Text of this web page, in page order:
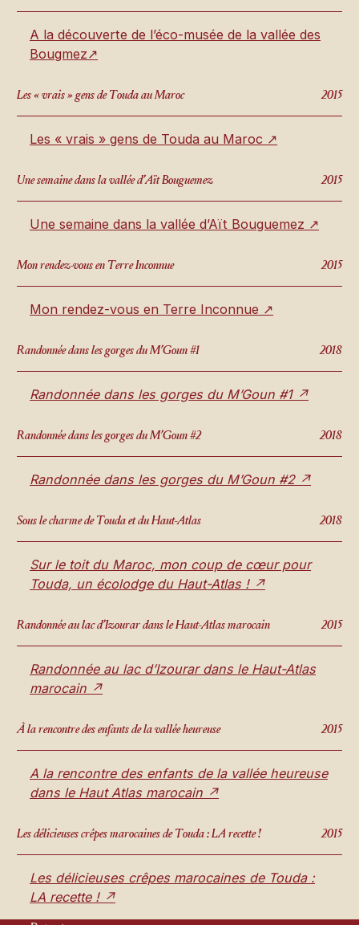
A la découverte de l’éco-musée de la vallée des
Bougmez↗
Les « vrais » gens de Touda au Maroc 2015
Les « vrais » gens de Touda au Maroc ↗
Une semaine dans la vallée d’Aït Bouguemez 2015
Une semaine dans la vallée d’Aït Bouguemez ↗
Mon rendez-vous en Terre Inconnue 2015
Mon rendez-vous en Terre Inconnue ↗
Randonnée dans les gorges du M’Goun #1 2018
Randonnée dans les gorges du M’Goun #1 ↗
Randonnée dans les gorges du M’Goun #2 2018
Randonnée dans les gorges du M’Goun #2 ↗
Sous le charme de Touda et du Haut-Atlas 2018
Sur le toit du Maroc, mon coup de cœur pour
Touda, un écolodge du Haut-Atlas ! ↗
Randonnée au lac d’Izourar dans le Haut-Atlas marocain 2015
Randonnée au lac d’Izourar dans le Haut-Atlas
marocain ↗
À la rencontre des enfants de la vallée heureuse 2015
A la rencontre des enfants de la vallée heureuse
dans le Haut Atlas marocain ↗
Les délicieuses crêpes marocaines de Touda : LA recette ! 2015
Les délicieuses crêpes marocaines de Touda :
LA recette ! ↗